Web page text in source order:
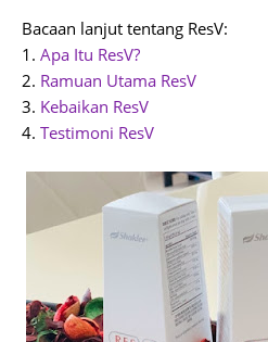
Bacaan lanjut tentang ResV:
1. Apa Itu ResV?
2. Ramuan Utama ResV
3. Kebaikan ResV
4. Testimoni ResV